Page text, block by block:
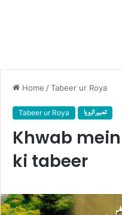
Home /Tabeer ur Roya
Tabeer ur Roya تعبیر الرویا
Khwab
ki tabeer